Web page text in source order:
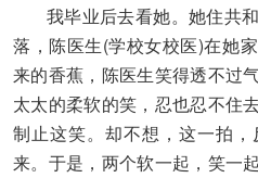
我毕业后去看她。她住共和
落，陈医生(学校女校医)在她
来的香蕉，陈医生笑得透不过
太太的柔软的笑，忍也忍不住
制止这笑。却不想，这一拍
来。于是，两个软一起，笑一